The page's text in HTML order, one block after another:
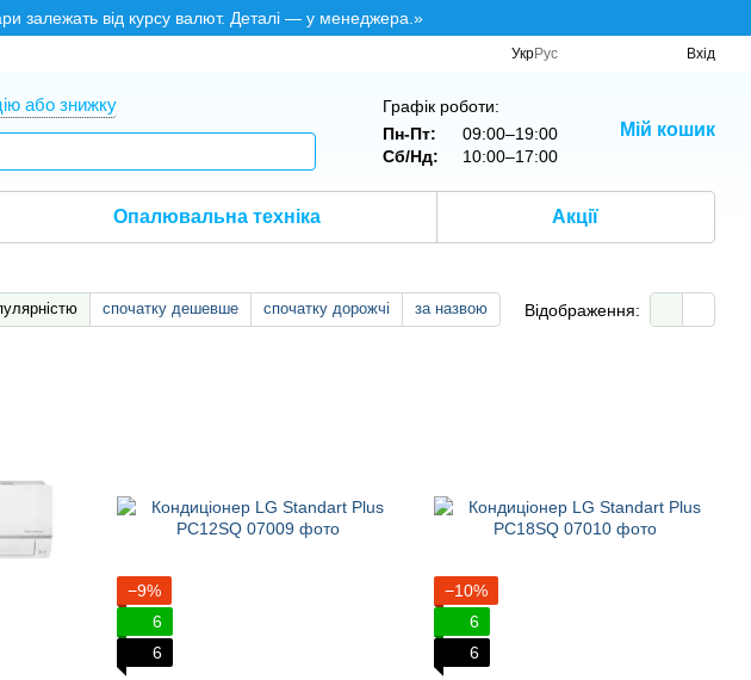
залежать від курсу валют. Деталі — у менеджера.»
УкрРус Вхід
або знижку
Графік роботи:
Пн-Пт:
09:00–19:00
Сб/Нд:
10:00–17:00
Мій кошик
Опалювальна техніка Акції
спочатку дешевше спочатку дорожчі за назвою Відображення:
−9%
6
6
−10%
6
6